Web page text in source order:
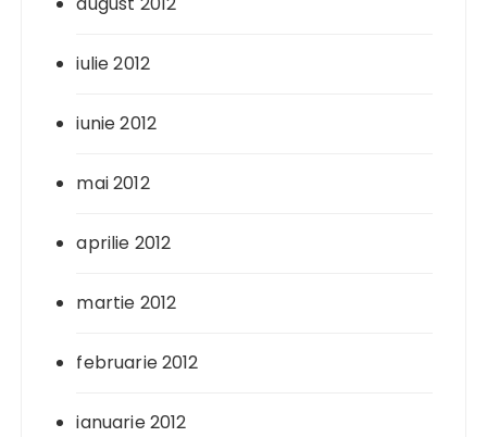
iulie 2012
iunie 2012
mai 2012
aprilie 2012
martie 2012
februarie 2012
ianuarie 2012